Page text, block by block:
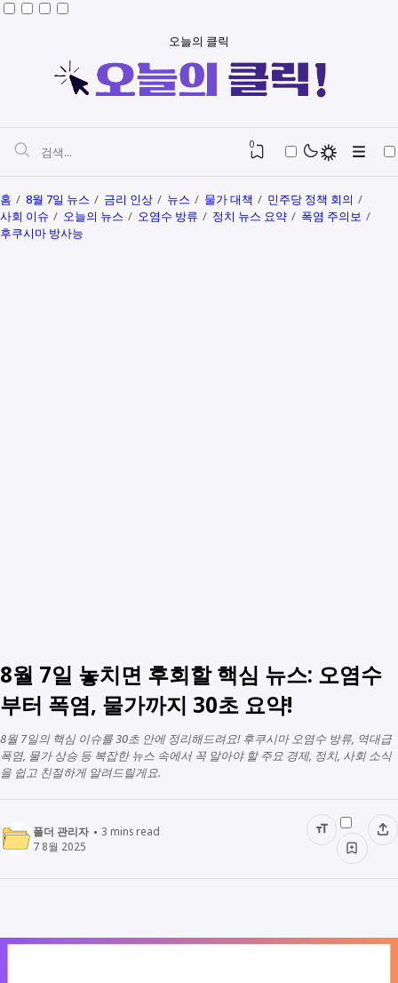
오늘의 클릭
0
홈 8월 7일 뉴스 금리 인상 뉴스 물가 대책
민주당 정책 회의
사회 이슈
오늘의 뉴스 오염수 방류 정치 뉴스 요약
폭염 주의보
후쿠시마 방사능
8월 7일 놓치면 후회할 핵심 뉴스: 오염수
부터 폭염, 물가까지 30초 요약!
8월 7일의 핵심 이슈를 30초 안에 정리해드려요! 후쿠시마 오염수 방류, 역대급
폭염, 물가 상승 등 복잡한 뉴스 속에서 꼭 알아야 할 주요 경제, 정치, 사회 소식
을 쉽고 친절하게 알려드릴게요.
폴더 관리자 3 mins read
7 8월 2025